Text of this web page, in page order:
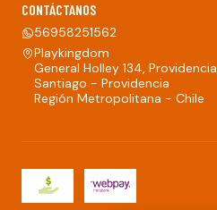
CONTÁCTANOS
56958251562
Playkingdom
General Holley 134, Providencia
Santiago - Providencia
Región Metropolitana - Chile